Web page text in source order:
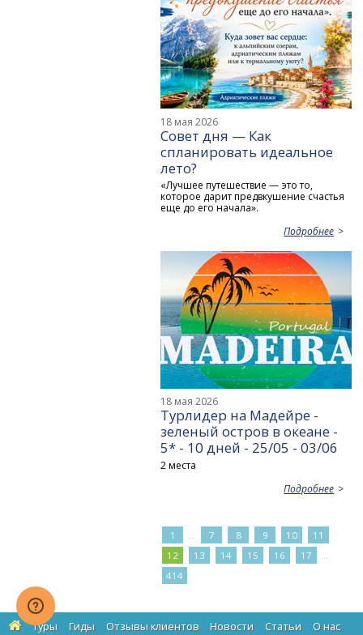
18 мая 2026
Совет дня — Как
спланировать идеальное
лето?
«Лучшее путешествие — это то,
которое дарит предвкушение счастья
еще до его начала».
Подробнее
18 мая 2026
Турлидер на Мадейре -
зеленый остров в океане -
5* - 10 дней - 25/05 - 03/06
2 места
Подробнее
1 ... 7 8 9 10
11
12
13 14 15 16 17 ...
414
Туры Гиды Отзывы клиентов Новости Статьи О нас